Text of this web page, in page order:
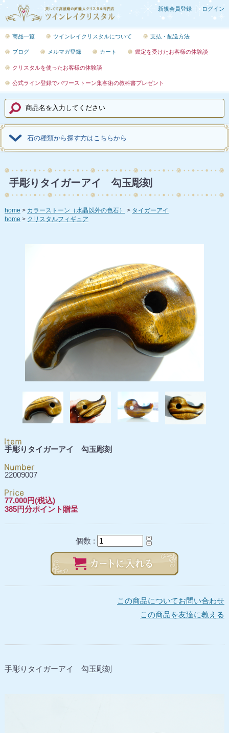
新規会員登録 ログイン
商品一覧 ツインレイクリスタルについて 支払・配送方法
ブログ メルマガ登録 カート 鑑定を受けたお客様の体験談
クリスタルを使ったお客様の体験談
公式ライン登録でパワーストーン集客術の教科書プレゼント
石の種類から探す方はこちらから
手彫りタイガーアイ 勾玉彫刻
home カラーストーン（水晶以外の色石）
タイガーアイ
home
クリスタルフィギュア
手彫りタイガーアイ 勾玉彫刻
22009007
77,000円(税込)
385円分ポイント贈呈
個数 :
この商品についてお問い合わせ
この商品を友達に教える
手彫りタイガーアイ 勾玉彫刻